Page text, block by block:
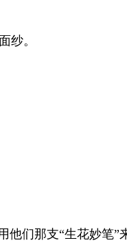
纱。
们那支“生花妙